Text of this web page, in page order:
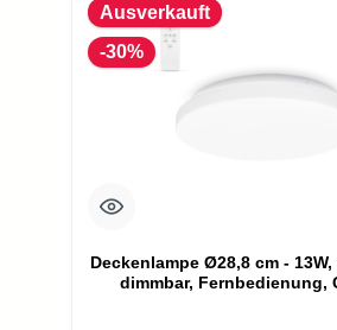
Ausverkauft
-30%
Deckenlampe Ø28,8 cm - 13W,
dimmbar, Fernbedienung,